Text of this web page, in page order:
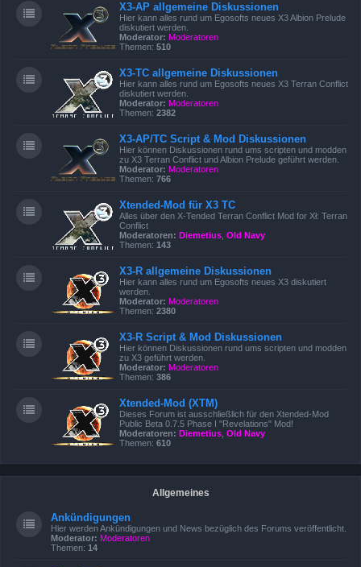
X3-AP allgemeine Diskussionen
Hier kann alles rund um Egosofts neues X3 Albion Prelude
diskutiert werden.
Moderator: Moderatoren
Themen: 510
X3-TC allgemeine Diskussionen
Hier kann alles rund um Egosofts neues X3 Terran Conflict
diskutiert werden.
Moderator: Moderatoren
Themen: 2382
X3-AP/TC Script & Mod Diskussionen
Hier können Diskussionen rund ums scripten und modden
zu X3 Terran Conflict und Albion Prelude geführt werden.
Moderator: Moderatoren
Themen: 766
Xtended-Mod für X3 TC
Alles über den X-Tended Terran Conflict Mod for Xł: Terran
Conflict
Moderatoren: Diemetius Old Navy
Themen: 143
X3-R allgemeine Diskussionen
Hier kann alles rund um Egosofts neues X3 diskutiert
werden.
Moderator: Moderatoren
Themen: 2380
X3-R Script & Mod Diskussionen
Hier können Diskussionen rund ums scripten und modden
zu X3 geführt werden.
Moderator: Moderatoren
Themen: 386
Xtended-Mod (XTM)
Dieses Forum ist ausschließlich für den Xtended-Mod
Public Beta 0.7.5 Phase I "Revelations" Mod!
Moderatoren: Diemetius Old Navy
Themen: 610
Allgemeines
Ankündigungen
Hier werden Ankündigungen und News bezüglich des Forums veröffentlicht.
Moderator: Moderatoren
Themen: 14